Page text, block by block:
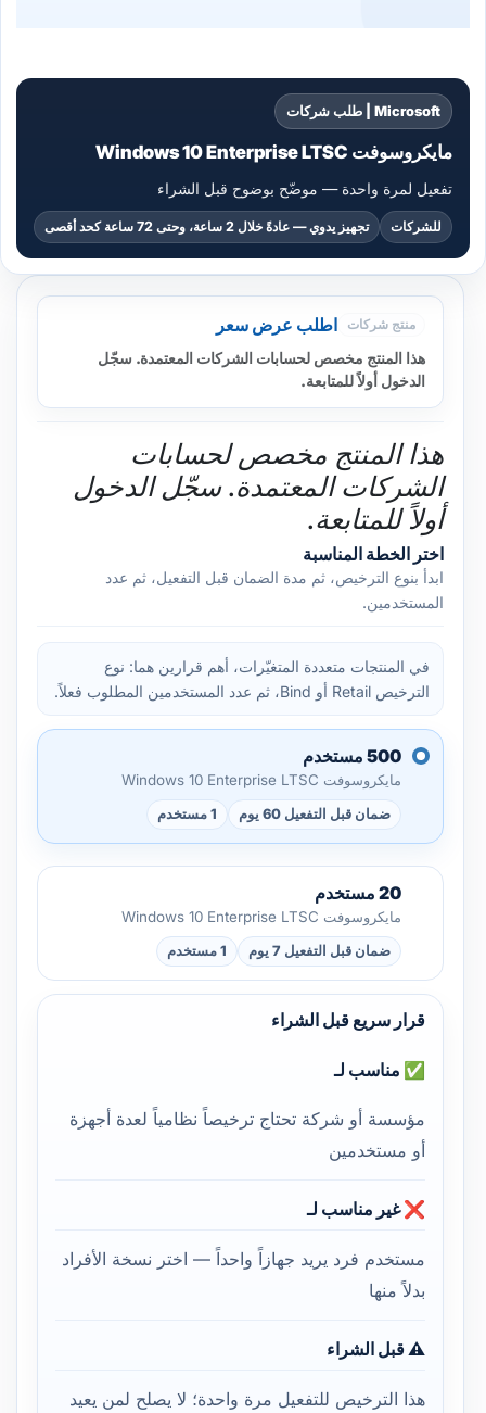
Microsoft | طلب شركات
مايكروسوفت Windows 10 Enterprise LTSC
تفعيل لمرة واحدة — موضّح بوضوح قبل الشراء
للشركات تجهيز يدوي — عادةً خلال 2 ساعة، وحتى 72 ساعة كحد أقصى
منتج شركات اطلب عرض سعر
هذا المنتج مخصص لحسابات الشركات المعتمدة. سجّل
الدخول أولاً للمتابعة.
هذا المنتج مخصص لحسابات
الشركات المعتمدة. سجّل الدخول
أولاً للمتابعة.
اختر الخطة المناسبة
ابدأ بنوع الترخيص، ثم مدة الضمان قبل التفعيل، ثم عدد
المستخدمين.
في المنتجات متعددة المتغيّرات، أهم قرارين هما: نوع
الترخيص Retail أو Bind، ثم عدد المستخدمين المطلوب فعلاً.
500 مستخدم
مايكروسوفت Windows 10 Enterprise LTSC
ضمان قبل التفعيل 60 يوم 1 مستخدم
20 مستخدم
مايكروسوفت Windows 10 Enterprise LTSC
ضمان قبل التفعيل 7 يوم 1 مستخدم
قرار سريع قبل الشراء
✅ مناسب لـ
مؤسسة أو شركة تحتاج ترخيصاً نظامياً لعدة أجهزة
أو مستخدمين
❌ غير مناسب لـ
مستخدم فرد يريد جهازاً واحداً — اختر نسخة الأفراد
بدلاً منها
⚠️ قبل الشراء
هذا الترخيص للتفعيل مرة واحدة؛ لا يصلح لمن يعيد